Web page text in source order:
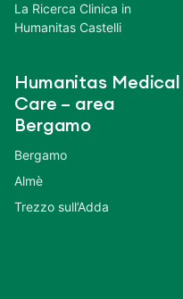
La Ricerca Clinica in
Humanitas Castelli
Humanitas Medical
Care – area
Bergamo
Bergamo
Almè
Trezzo sull’Adda